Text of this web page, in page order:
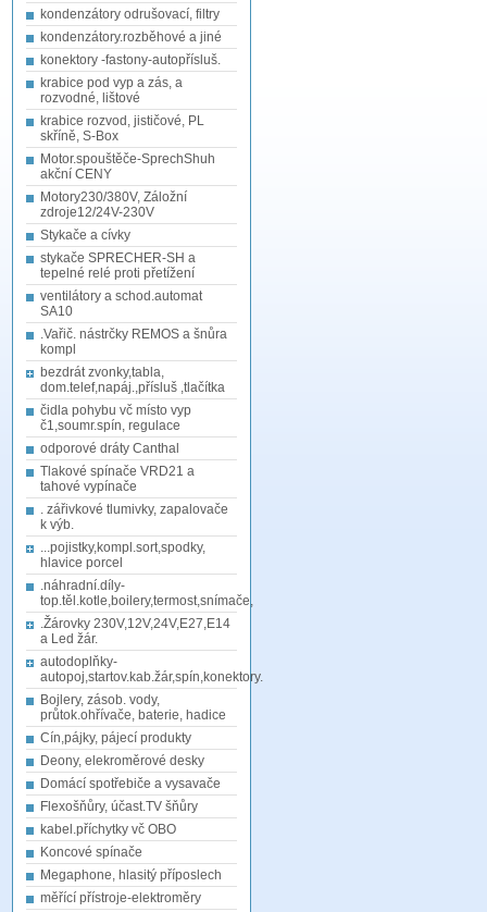
kondenzátory odrušovací, filtry
kondenzátory.rozběhové a jiné
konektory -fastony-autopřísluš.
krabice pod vyp a zás, a
rozvodné, lištové
krabice rozvod, jističové, PL
skříně, S-Box
Motor.spouštěče-SprechShuh
akční CENY
Motory230/380V, Záložní
zdroje12/24V-230V
Stykače a cívky
stykače SPRECHER-SH a
tepelné relé proti přetížení
ventilátory a schod.automat
SA10
.Vařič. nástrčky REMOS a šnůra
kompl
bezdrát zvonky,tabla,
dom.telef,napáj.,přísluš ,tlačítka
čidla pohybu vč místo vyp
č1,soumr.spín, regulace
odporové dráty Canthal
Tlakové spínače VRD21 a
tahové vypínače
. zářivkové tlumivky, zapalovače
k výb.
...pojistky,kompl.sort,spodky,
hlavice porcel
.náhradní.díly-
top.těl.kotle,boilery,termost,snímače,
.Žárovky 230V,12V,24V,E27,E14
a Led žár.
autodoplňky-
autopoj,startov.kab.žár,spín,konektory.
Bojlery, zásob. vody,
průtok.ohřívače, baterie, hadice
Cín,pájky, pájecí produkty
Deony, elekroměrové desky
Domácí spotřebiče a vysavače
Flexošňůry, účast.TV šňůry
kabel.příchytky vč OBO
Koncové spínače
Megaphone, hlasitý příposlech
měřící přístroje-elektroměry